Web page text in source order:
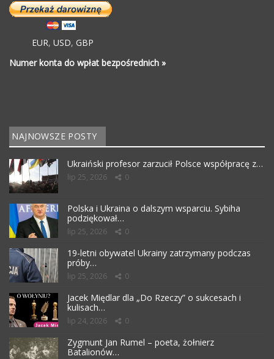
EUR, USD, GBP
Numer konta do wpłat bezpośrednich »
NAJNOWSZE POSTY
Ukraiński profesor zarzucił Polsce współpracę z…
lip 25, 2026 0
Polska i Ukraina o dalszym wsparciu. Sybiha
podziękował…
lip 25, 2026 0
19-letni obywatel Ukrainy zatrzymany podczas
próby…
lip 25, 2026 0
Jacek Międlar dla „Do Rzeczy” o sukcesach i
kulisach…
lip 24, 2026 0
Zygmunt Jan Rumel – poeta, żołnierz
Batalionów…